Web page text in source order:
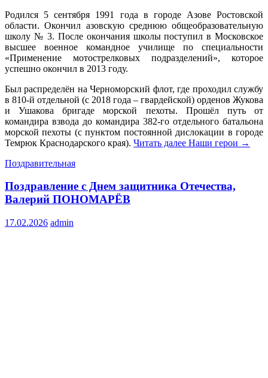
Родился 5 сентября 1991 года в городе Азове Ростовской
области. Окончил азовскую среднюю общеобразовательную
школу № 3. После окончания школы поступил в Московское
высшее военное командное училище по специальности
«Применение мотострелковых подразделений», которое
успешно окончил в 2013 году.
Был распределён на Черноморский флот, где проходил службу
в 810-й отдельной (с 2018 года – гвардейской) орденов Жукова
и Ушакова бригаде морской пехоты. Прошёл путь от
командира взвода до командира 382-го отдельного батальона
морской пехоты (с пунктом постоянной дислокации в городе
Темрюк Краснодарского края). Читать далее Наши герои →
Поздравительная
Поздравление с Днем защитника Отечества,
Валерий ПОНОМАРЁВ
17.02.2026 admin